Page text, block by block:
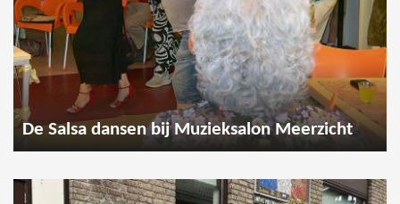
De Salsa dansen bij Muzieksalon Meerzicht